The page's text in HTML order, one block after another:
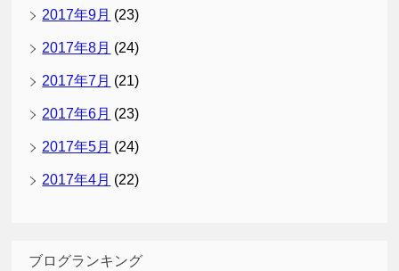
2017年9月 (23)
2017年8月 (24)
2017年7月 (21)
2017年6月 (23)
2017年5月 (24)
2017年4月 (22)
ブログランキング